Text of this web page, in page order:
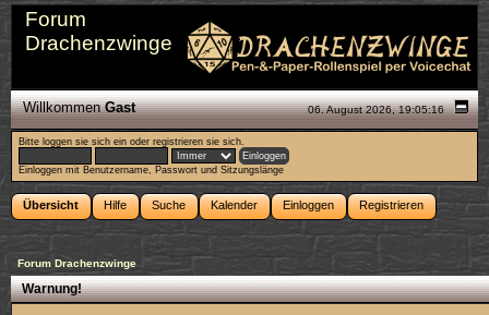
Forum
Drachenzwinge
06. August 2026, 19:05:16
WillkommenGast
Bitte loggen sie sich ein oderregistrieren sie sich.
Einloggen mit Benutzername, Passwort und Sitzungslänge
Übersicht Hilfe Suche Kalender Einloggen Registrieren
Forum Drachenzwinge
Warnung!